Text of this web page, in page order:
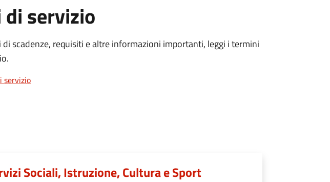
servizio
scadenze, requisiti e altre informazioni importanti, leggi i termini
servizio
Sociali, Istruzione, Cultura e Sport